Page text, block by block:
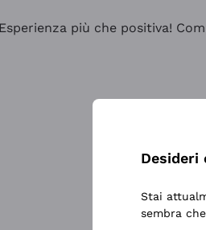
più che positiva!
Desideri
Stai
sembra